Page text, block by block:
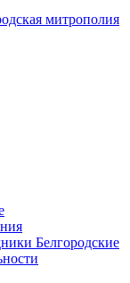
Белгородские